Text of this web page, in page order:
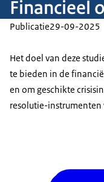
Financieel
Publicatie29-09-2025
Het doel van deze
te bieden in de
en om geschikte
resolutie-instrumenten